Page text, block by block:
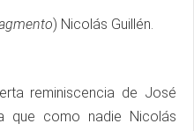
) Nicolás Guillén.
reminiscencia de José
que como nadie Nicolás